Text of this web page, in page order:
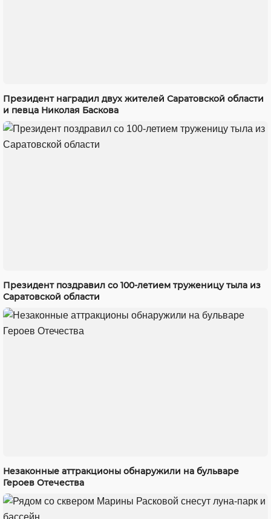
Президент наградил двух жителей Саратовской области
и певца Николая Баскова
Президент поздравил со 100-летием труженицу тыла из
Саратовской области
Незаконные аттракционы обнаружили на бульваре
Героев Отечества